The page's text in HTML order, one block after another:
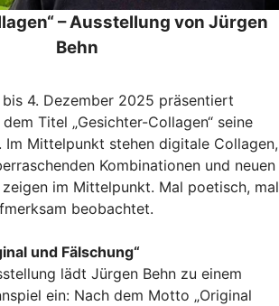
– Ausstellung von Jürgen
Behn
4. Dezember 2025 präsentiert
Titel „Gesichter-Collagen“ seine
Im Mittelpunkt stehen digitale Collagen,
Kombinationen und neuen
zeigen im Mittelpunkt. Mal poetisch, mal
beobachtet.
und Fälschung“
lädt Jürgen Behn zu einem
ein: Nach dem Motto „Original